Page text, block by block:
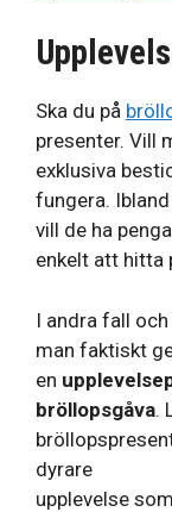
Ska du på
presenter. Vill
exklusiva
fungera.
vill de ha
enkelt att hitta
I andra fall
man faktiskt
en
bröllopsgåva.
dyrare
upplevelse